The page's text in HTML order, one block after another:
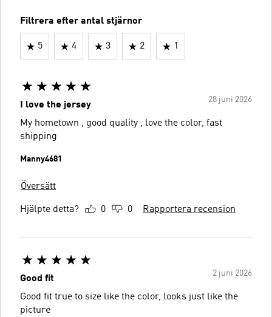
Filtrera efter antal stjärnor
5 4 3 2 1
28 juni 2026
I love the jersey
My hometown , good quality , love the color, fast
shipping
Manny4681
Översätt
Hjälpte detta? 0 0 Rapportera recension
2 juni 2026
Good fit
Good fit true to size like the color, looks just like the
picture